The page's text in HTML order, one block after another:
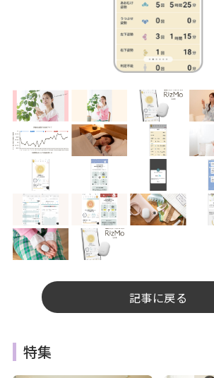
記事に戻る
特集